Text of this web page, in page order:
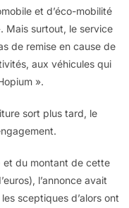
et d’éco-mobilité
Mais surtout, le service
de remise en cause de
aux véhicules qui
».
sort plus tard, le
et du montant de cette
l’annonce avait
sceptiques d’alors ont